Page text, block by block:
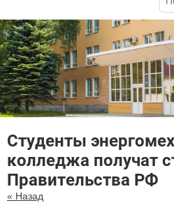
Студенты
колледжа получат
Правительства РФ
« Назад